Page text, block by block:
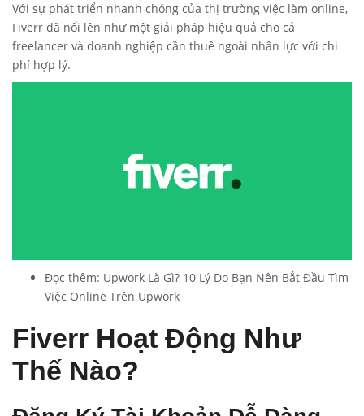
Với sự phát triển nhanh chóng của thị trường việc làm online,
Fiverr đã nổi lên như một giải pháp hiệu quả cho cả
freelancer và doanh nghiệp cần thuê ngoài nhân lực với chi
phí hợp lý.
Đọc thêm: Upwork Là Gì? 10 Lý Do Bạn Nên Bắt Đầu Tìm
Việc Online Trên Upwork
Fiverr Hoạt Động Như
Thế Nào?